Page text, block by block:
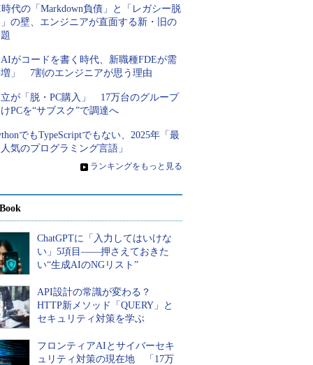
代の「Markdown負債」と「レガシー脱
の壁、エンジニアが直面する新・旧の
がコードを書く時代、新職種FDEが需
」 7割のエンジニアが思う理由
が「脱・PC購入」 17万台のグループ
PCを“サブスク”で調達へ
でもTypeScriptでもない、2025年「最
気のプログラミング言語」
» ランキングをもっと見る
ChatGPTに「入力してはいけな
い」5項目――押さえておきた
い“生成AIのNGリスト”
API設計の常識が変わる？
HTTP新メソッド「QUERY」と
セキュリティ対策を学ぶ
フロンティアAIとサイバーセキ
ュリティ対策の現在地 「17万